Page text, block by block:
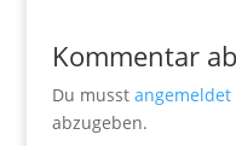
Kommentar
Du musst angemeldet
abzugeben.